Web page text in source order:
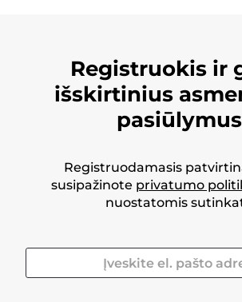
Registruokis ir
išskirtinius
pasiūlymus
Registruodamasis
susipažinote privatumo
nuostatomis